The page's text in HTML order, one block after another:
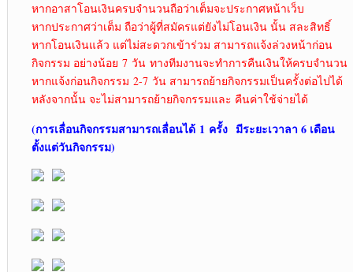
หากอาสาโอนเงินครบจำนวนถือว่าเต็มจะประกาศหน้าเว็บ
หากประกาศว่าเต็ม ถือว่าผู้ที่สมัครแต่ยังไม่โอนเงิน นั้น สละสิทธิ์
หากโอนเงินแล้ว แต่ไม่สะดวกเข้าร่วม สามารถแจ้งล่วงหน้าก่อน
กิจกรรม อย่างน้อย 7 วัน ทางทีมงานจะทำการคืนเงินให้ครบจำนวน
หากแจ้งก่อนกิจกรรม 2-7 วัน สามารถย้ายกิจกรรมเป็นครั้งต่อไปได้
หลังจากนั้น จะไม่สามารถย้ายกิจกรรมและ คืนค่าใช้จ่ายได้
(การเลื่อนกิจกรรมสามารถเลื่อนได้1 ครั้ง มีระยะเวาลา 6 เดือน
ตั้งแต่วันกิจกรรม)